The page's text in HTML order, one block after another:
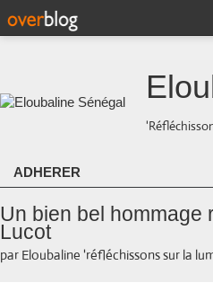
ADHERER
Un bien bel hommage
Lucot
par Eloubaline 'réfléchissons sur la